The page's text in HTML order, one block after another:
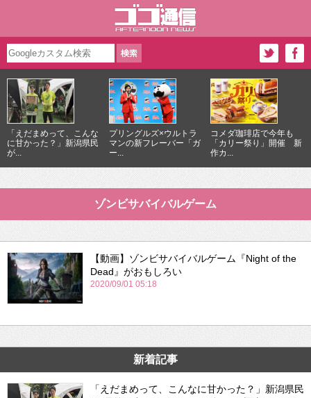
「えだまめって、こんな
に甘かった？」新潟県民
が...
プリングルズ×ウルトラ
マンの新フレーバー「ガ
ー...
コメダ珈琲店で今年も
「カリー祭り」開催 新
作カ...
ゾンビサバイバルゲーム
【動画】ゾンビサバイバルゲーム『Night of the
Dead』がおもしろい
2020/09/01 05:18
新着記事
「えだまめって、こんなに甘かった？」新潟県民